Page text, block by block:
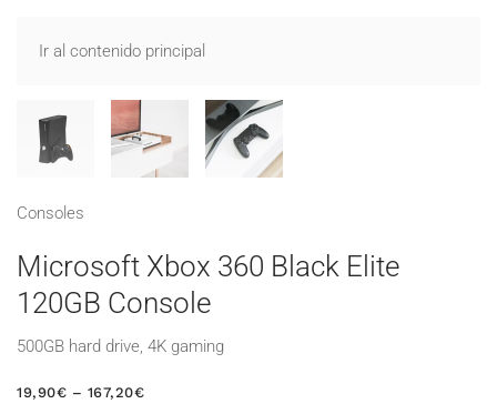
Ir al contenido principal
Consoles
Microsoft Xbox 360 Black Elite
120GB Console
500GB hard drive, 4K gaming
19,90€ – 167,20€RANGO